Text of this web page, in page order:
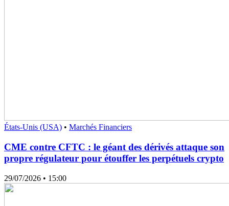
États-Unis (USA) • Marchés Financiers
CME contre CFTC : le géant des dérivés attaque son
propre régulateur pour étouffer les perpétuels crypto
29/07/2026 • 15:00